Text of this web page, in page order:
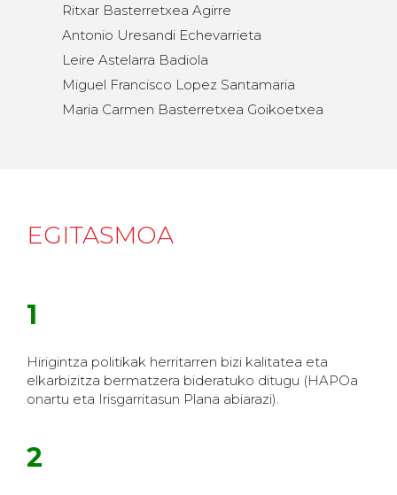
Ritxar Basterretxea Agirre
Antonio Uresandi Echevarrieta
Leire Astelarra Badiola
Miguel Francisco Lopez Santamaria
Maria Carmen Basterretxea Goikoetxea
EGITASMOA
1
Hirigintza politikak herritarren bizi kalitatea eta
elkarbizitza bermatzera bideratuko ditugu (HAPOa
onartu eta Irisgarritasun Plana abiarazi).
2